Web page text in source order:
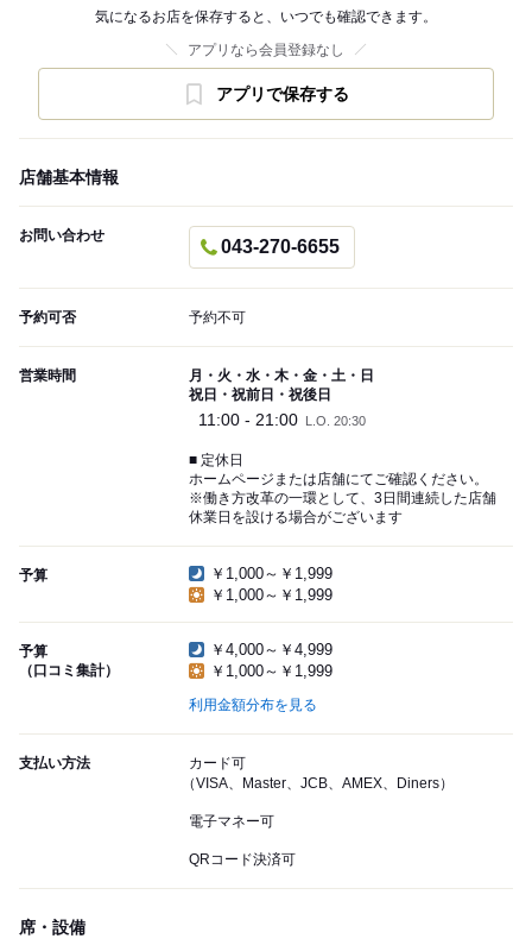
気になるお店を保存すると、いつでも確認できます。
アプリなら会員登録なし
アプリで保存する
店舗基本情報
お問い合わせ
043-270-6655
予約可否 予約不可
営業時間
月・火・水・木・金・土・日
祝日・祝前日・祝後日
11:00 - 21:00 L.O. 20:30
■ 定休日
ホームページまたは店舗にてご確認ください。
※働き方改革の一環として、3日間連続した店舗
休業日を設ける場合がございます
予算
￥1,000～￥1,999
￥1,000～￥1,999
予算
（口コミ集計）
￥4,000～￥4,999
￥1,000～￥1,999
利用金額分布を見る
支払い方法
カード可
（VISA、Master、JCB、AMEX、Diners）
電子マネー可
QRコード決済可
席・設備